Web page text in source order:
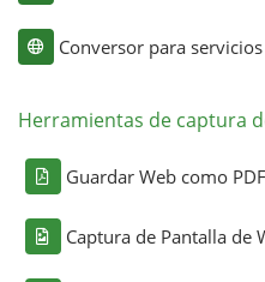
Conversor para
Herramientas de captura
Guardar Web como PDF
Captura de Pantalla de